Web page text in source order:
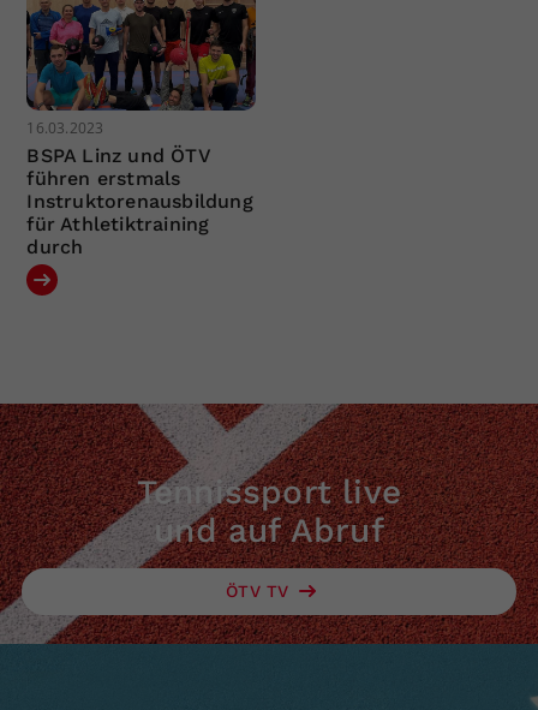
16.03.2023
BSPA Linz und ÖTV
führen erstmals
Instruktorenausbildung
für Athletiktraining
durch
Tennissport live
und auf Abruf
ÖTV TV